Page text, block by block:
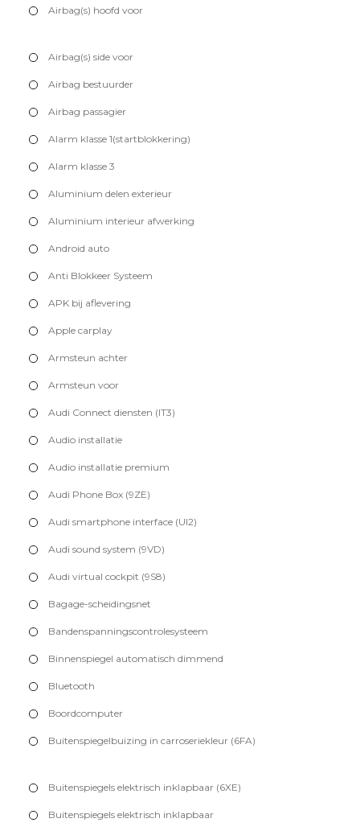
Airbag(s) hoofd voor
Airbag(s) side voor
Airbag bestuurder
Airbag passagier
Alarm klasse 1(startblokkering)
Alarm klasse 3
Aluminium delen exterieur
Aluminium interieur afwerking
Android auto
Anti Blokkeer Systeem
APK bij aflevering
Apple carplay
Armsteun achter
Armsteun voor
Audi Connect diensten (IT3)
Audio installatie
Audio installatie premium
Audi Phone Box (9ZE)
Audi smartphone interface (UI2)
Audi sound system (9VD)
Audi virtual cockpit (9S8)
Bagage-scheidingsnet
Bandenspanningscontrolesysteem
Binnenspiegel automatisch dimmend
Bluetooth
Boordcomputer
Buitenspiegelbuizing in carroseriekleur (6FA)
Buitenspiegels elektrisch inklapbaar (6XE)
Buitenspiegels elektrisch inklapbaar